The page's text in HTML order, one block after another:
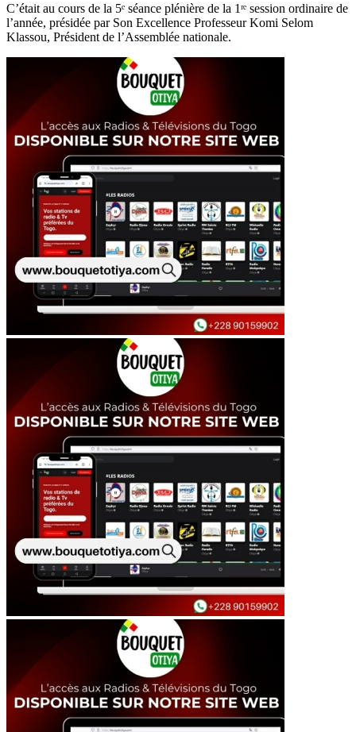
C’était au cours de la 5ᵉ séance plénière de la 1ʳᵉ session ordinaire de
l’année, présidée par Son Excellence Professeur Komi Selom
Klassou, Président de l’Assemblée nationale.